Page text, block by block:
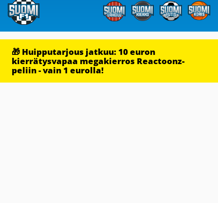
🎁 Huipputarjous jatkuu: 10 euron
kierrätysvapaa megakierros Reactoonz-
peliin - vain 1 eurolla!